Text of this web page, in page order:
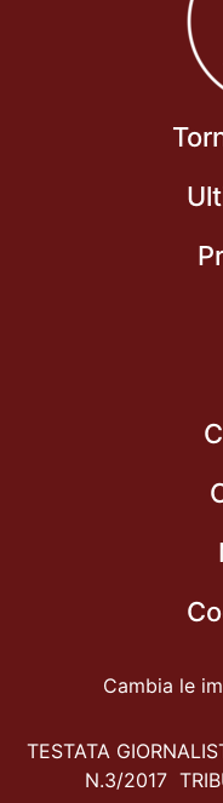
Cambia le
TESTATA
N.3/2017